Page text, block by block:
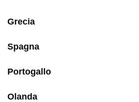
Grecia
Spagna
Portogallo
Olanda